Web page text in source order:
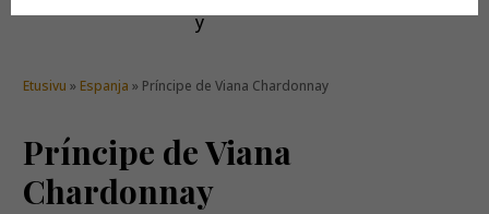
Etusivu » Espanja » Príncipe de Viana Chardonnay
Príncipe de Viana
Chardonnay